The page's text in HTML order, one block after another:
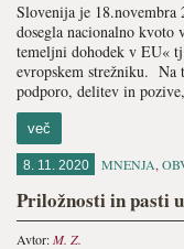
Slovenija je 18.novembra
dosegla nacionalno
temeljni dohodek v EU«
evropskem strežniku. Na
podporo, delitev in
več
8. 11. 2020 MNENJA,
Priložnosti in pasti
Avtor:M. Z.